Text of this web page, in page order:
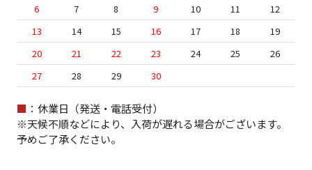
6
7 8 9 10 11
12
13
14 15 16 17 18
19
20
21 22 23 24 25
26
27
28 29 30
■ ：休業日（発送・電話受付）
※天候不順などにより、入荷が遅れる場合がございます。
予めご了承ください。